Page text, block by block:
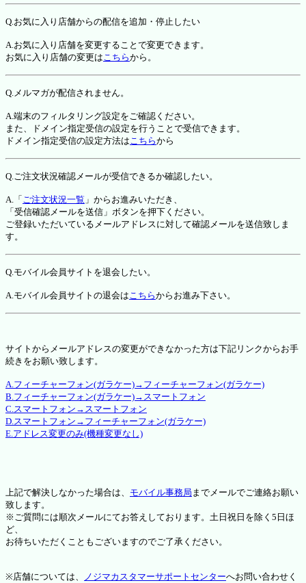
Q.お気に入り店舗からの配信を追加・停止したい
A.お気に入り店舗を変更することで変更できます。
お気に入り店舗の変更はこちらから。
Q.メルマガが配信されません。
A.端末のフィルタリング設定をご確認ください。
また、ドメイン指定受信の設定を行うことで受信できます。
ドメイン指定受信の設定方法はこちらから
Q.ご注文状況確認メールが受信できるか確認したい。
A.「 ご注文状況一覧 」からお進みいただき、
「受信確認メールを送信」ボタンを押下ください。
ご登録いただいているメールアドレスに対して確認メールを送信致しま
す。
Q.モバイル会員サイトを退会したい。
A.モバイル会員サイトの退会はこちらからお進み下さい。
サイトからメールアドレスの変更ができなかった方は下記リンクからお手
続きをお願い致します。
A.フィーチャーフォン(ガラケー)→フィーチャーフォン(ガラケー)
B.フィーチャーフォン(ガラケー)→スマートフォン
C.スマートフォン→スマートフォン
D.スマートフォン→フィーチャーフォン(ガラケー)
E.アドレス変更のみ(機種変更なし)
上記で解決しなかった場合は、 モバイル事務局 までメールでご連絡お願い
致します。
※ご質問には順次メールにてお答えしております。土日祝日を除く5日ほ
ど、
お待ちいただくこともございますのでご了承ください。
※店舗については、 ノジマカスタマーサポートセンターへお問い合わせく